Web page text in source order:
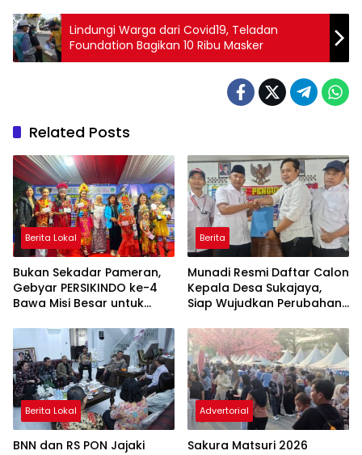
Lindungi Warga dari Covid19, Teladan
Foundation Bagikan 10 Ribu Masker
Related Posts
Berita Lokal
Bukan Sekadar Pameran,
Gebyar PERSIKINDO ke-4
Bawa Misi Besar untuk
Berita
Munadi Resmi Daftar Calon
Kepala Desa Sukajaya,
Siap Wujudkan Perubahan
Berita Lokal
BNN dan RS PON Jajaki
Advertorial
Sakura Matsuri 2026